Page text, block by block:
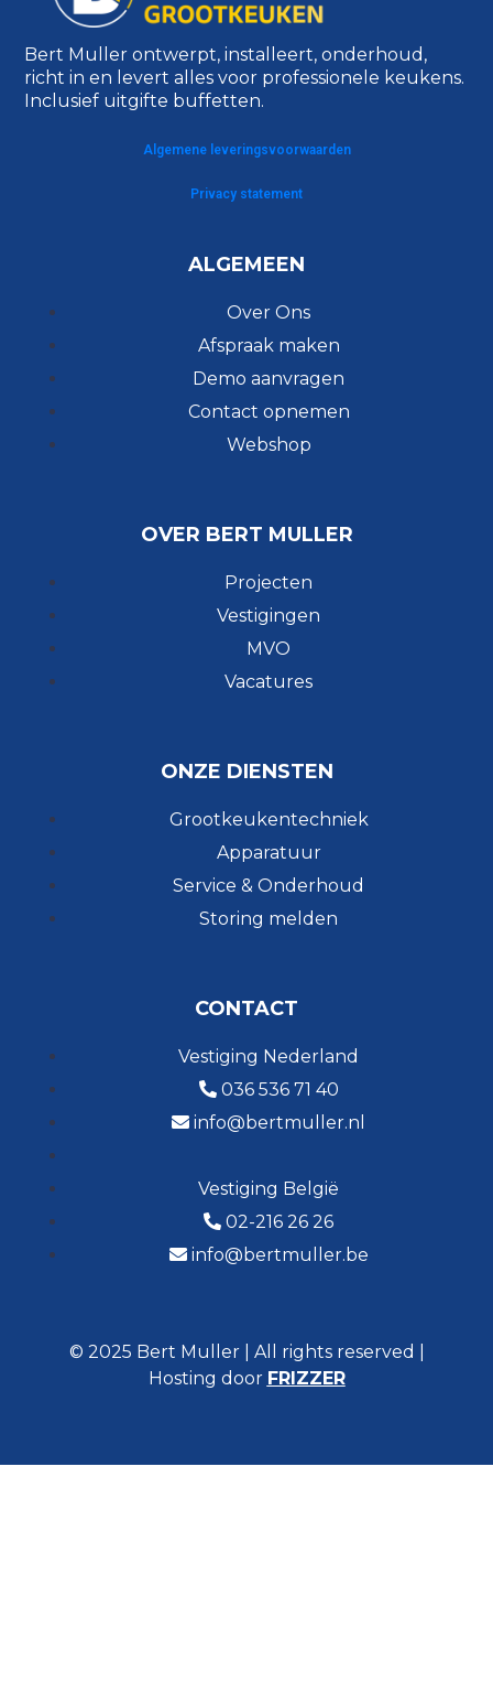
Bert Muller ontwerpt, installeert, onderhoud,
richt in en levert alles voor professionele keukens.
Inclusief uitgifte buffetten.
Algemene leveringsvoorwaarden
Privacy statement
ALGEMEEN
Over Ons
Afspraak maken
Demo aanvragen
Contact opnemen
Webshop
OVER BERT MULLER
Projecten
Vestigingen
MVO
Vacatures
ONZE DIENSTEN
Grootkeukentechniek
Apparatuur
Service & Onderhoud
Storing melden
CONTACT
Vestiging Nederland
036 536 71 40
info@bertmuller.nl
Vestiging België
02-216 26 26
info@bertmuller.be
© 2025 Bert Muller | All rights reserved |
Hosting door FRIZZER